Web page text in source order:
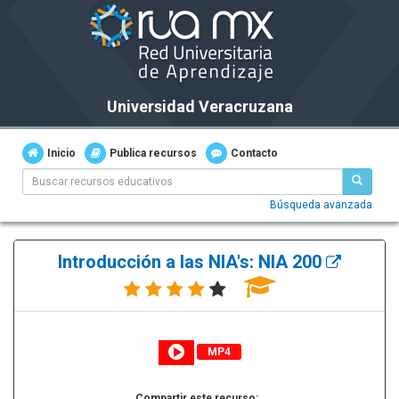
Universidad Veracruzana
Inicio Publica recursos Contacto
Búsqueda avanzada
Introducción a las NIA's: NIA 200
MP4